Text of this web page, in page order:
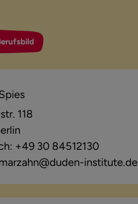
118
+49 30 84512130
institute.de